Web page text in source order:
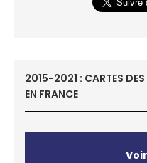
2015-2021 : CARTES
EN FRANCE